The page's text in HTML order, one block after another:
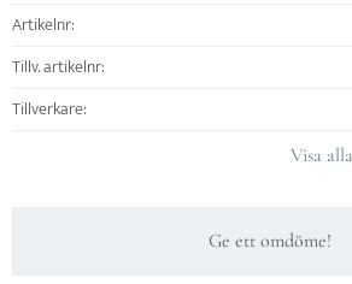
Artikelnr
Tillv. artikelnr
Tillverkare
Visa
Ge ett omdöme!